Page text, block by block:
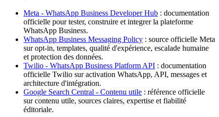
Meta - WhatsApp Business Developer Hub : documentation
officielle pour tester, construire et integrer la plateforme
WhatsApp Business.
WhatsApp Business Messaging Policy : source officielle Meta
sur opt-in, templates, qualité d'expérience, escalade humaine
et protection des données.
Twilio - WhatsApp Business Platform API : documentation
officielle Twilio sur activation WhatsApp, API, messages et
architecture d'intégration.
Google Search Central - Contenu utile : référence officielle
sur contenu utile, sources claires, expertise et fiabilité
éditoriale.